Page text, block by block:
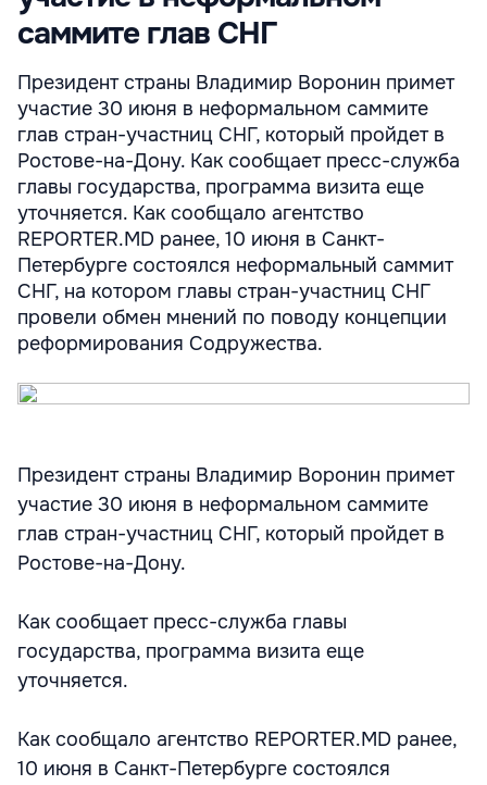
саммите глав СНГ
Президент страны Владимир Воронин примет
участие 30 июня в неформальном саммите
глав стран-участниц СНГ, который пройдет в
Ростове-на-Дону. Как сообщает пресс-служба
главы государства, программа визита еще
уточняется. Как сообщало агентство
REPORTER.MD ранее, 10 июня в Санкт-
Петербурге состоялся неформальный саммит
СНГ, на котором главы стран-участниц СНГ
провели обмен мнений по поводу концепции
реформирования Содружества.
Президент страны Владимир Воронин примет
участие 30 июня в неформальном саммите
глав стран-участниц СНГ, который пройдет в
Ростове-на-Дону.
Как сообщает пресс-служба главы
государства, программа визита еще
уточняется.
Как сообщало агентство REPORTER.MD ранее,
10 июня в Санкт-Петербурге состоялся